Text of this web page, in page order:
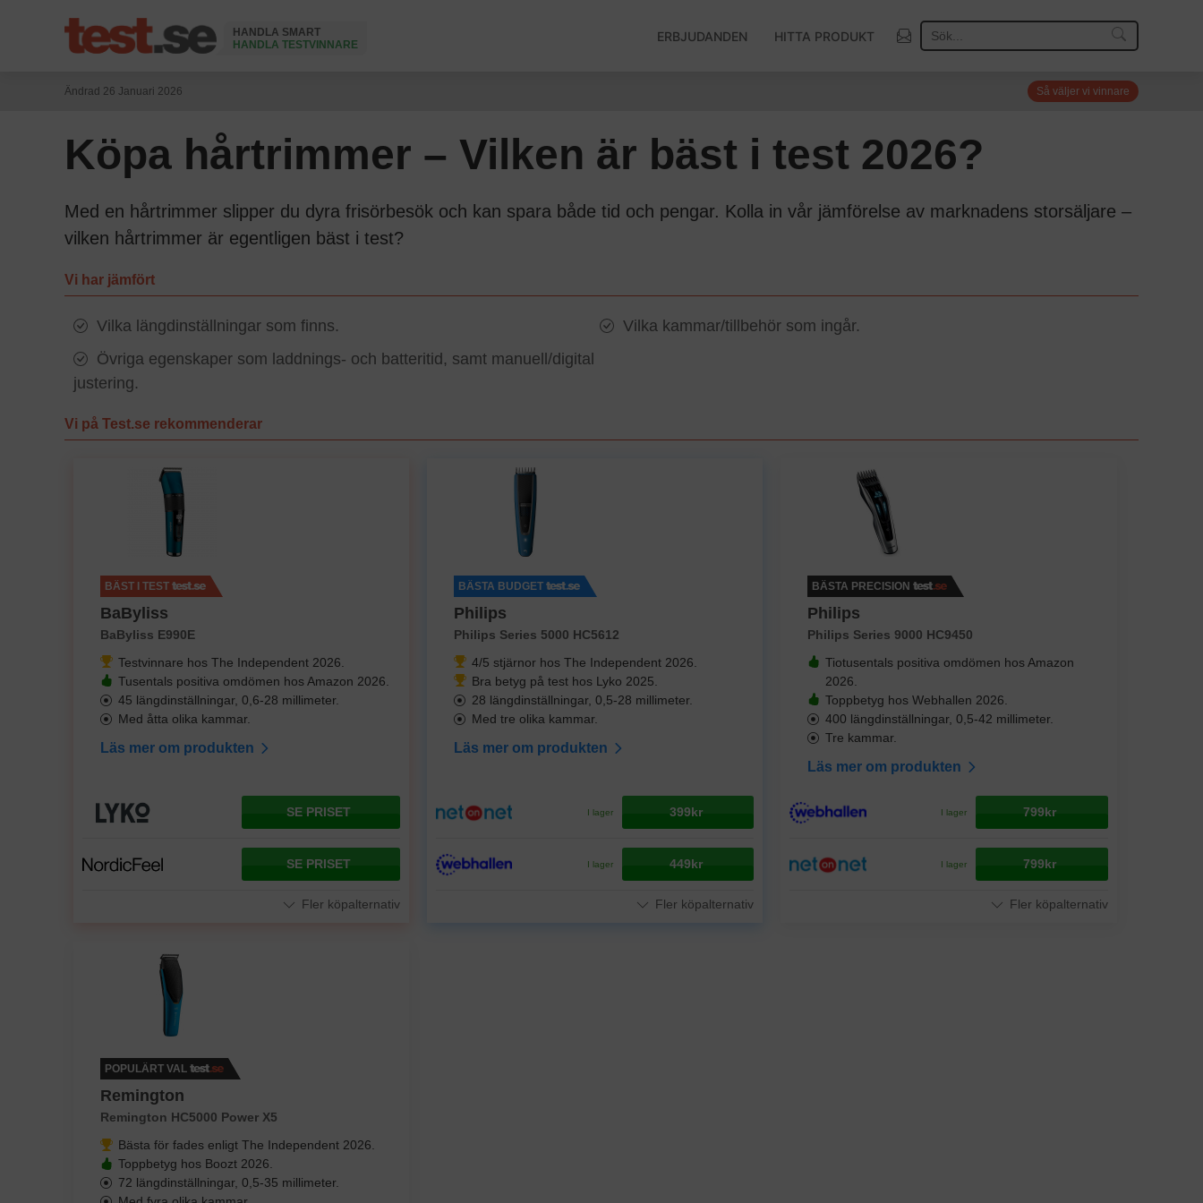
HANDLA SMART
HANDLA TESTVINNARE
ERBJUDANDEN HITTA PRODUKT
Ändrad 26 Januari 2026 Så väljer vi vinnare
Köpa hårtrimmer – Vilken är bäst i test 2026?
Med en hårtrimmer slipper du dyra frisörbesök och kan spara både tid och pengar. Kolla in vår jämförelse av marknadens storsäljare –
vilken hårtrimmer är egentligen bäst i test?
Vi har jämfört
Vilka längdinställningar som finns.
Vilka kammar/tillbehör som ingår.
Övriga egenskaper som laddnings- och batteritid, samt manuell/digital
justering.
Vi på Test.se rekommenderar
BÄST I TEST
BaByliss
BaByliss E990E
Testvinnare hos The Independent 2026.
Tusentals positiva omdömen hos Amazon 2026.
45 längdinställningar, 0,6-28 millimeter.
Med åtta olika kammar.
Läs mer om produkten
SE PRISET
SE PRISET
Fler köpalternativ
BÄSTA BUDGET
Philips
Philips Series 5000 HC5612
4/5 stjärnor hos The Independent 2026.
Bra betyg på test hos Lyko 2025.
28 längdinställningar, 0,5-28 millimeter.
Med tre olika kammar.
Läs mer om produkten
I lager 399kr
I lager 449kr
Fler köpalternativ
BÄSTA PRECISION
Philips
Philips Series 9000 HC9450
Tiotusentals positiva omdömen hos Amazon
2026.
Toppbetyg hos Webhallen 2026.
400 längdinställningar, 0,5-42 millimeter.
Tre kammar.
Läs mer om produkten
I lager 799kr
I lager 799kr
Fler köpalternativ
POPULÄRT VAL
Remington
Remington HC5000 Power X5
Bästa för fades enligt The Independent 2026.
Toppbetyg hos Boozt 2026.
72 längdinställningar, 0,5-35 millimeter.